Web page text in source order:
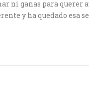
ni ganas para querer
y ha quedado esa